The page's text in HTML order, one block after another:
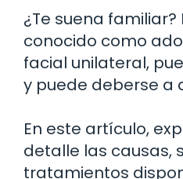
¿Te suena
conocido como
facial unilateral,
y puede deberse a
En este artículo,
detalle las causas,
tratamientos